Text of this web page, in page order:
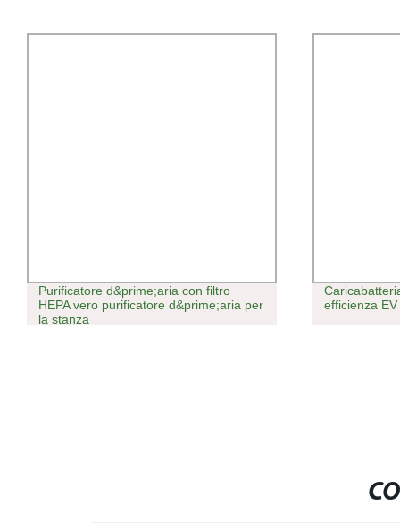
Purificatore d&prime;aria con filtro
HEPA vero purificatore d&prime;aria per
la stanza
efficienza